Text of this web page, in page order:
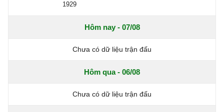
1929
Hôm nay - 07/08
Chưa có dữ liệu trận đấu
Hôm qua - 06/08
Chưa có dữ liệu trận đấu